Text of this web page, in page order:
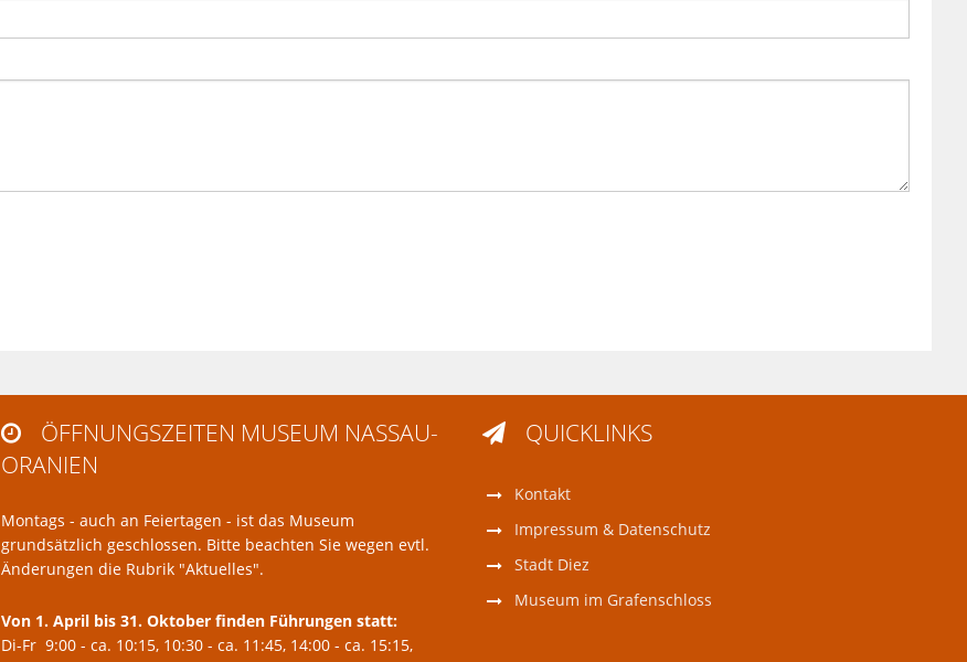

ÖFFNUNGSZEITEN MUSEUM NASSAU-
ORANIEN
Montags - auch an Feiertagen - ist das Museum
grundsätzlich geschlossen. Bitte beachten Sie wegen evtl.
Änderungen die Rubrik "Aktuelles".
Von 1. April bis 31. Oktober finden Führungen statt:
Di-Fr 9:00 - ca. 10:15, 10:30 - ca. 11:45, 14:00 - ca. 15:15,
 QUICKLINKS
Kontakt
Impressum & Datenschutz
Stadt Diez
Museum im Grafenschloss